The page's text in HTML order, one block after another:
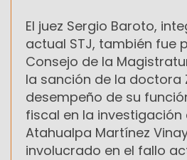
El juez Sergio Baroto,
actual STJ, también fue
Consejo de la
la sanción de la doctora
desempeño de su
fiscal en la investigación
Atahualpa Martínez
involucrado en el fallo